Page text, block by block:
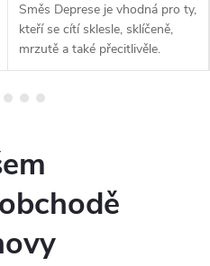
Směs Deprese je vhodná pro ty,
kteří se cítí sklesle, sklíčeně,
mrzutě a také přecitlivěle.
Zahání nepříjemné pocity a